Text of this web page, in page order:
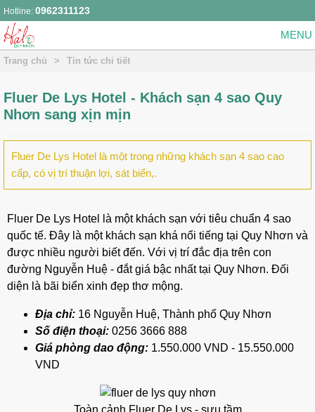
Hotline: 0962311123
Trang chủ > Tin tức chi tiết
Fluer De Lys Hotel - Khách sạn 4 sao Quy
Nhơn sang xịn mịn
Fluer De Lys Hotel là một trong những khách sạn 4 sao cao
cấp, có vị trí thuận lợi, sát biển,.
Fluer De Lys Hotel là một khách sạn với tiêu chuẩn 4 sao
quốc tế. Đây là một khách sạn khá nổi tiếng tại Quy Nhơn và
được nhiều người biết đến. Với vị trí đắc địa trên con
đường Nguyễn Huệ - đắt giá bậc nhất tại Quy Nhơn. Đối
diện là bãi biển xinh đẹp thơ mộng.
Địa chỉ: 16 Nguyễn Huệ, Thành phố Quy Nhơn
Số điện thoại: 0256 3666 888
Giá phòng dao động: 1.550.000 VND - 15.550.000
VND
Toàn cảnh Fluer De Lys - sưu tầm